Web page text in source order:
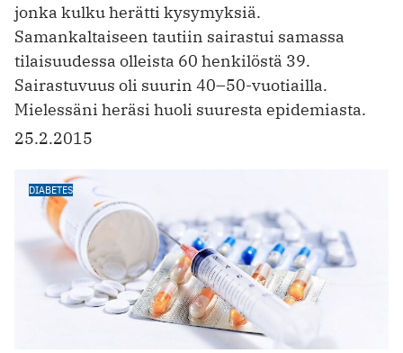
jonka kulku herätti kysymyksiä.
Samankaltaiseen tautiin sairastui samassa
tilaisuudessa olleista 60 henkilöstä 39.
Sairastuvuus oli suurin 40–50-vuotiailla.
Mielessäni heräsi huoli suuresta epidemiasta.
25.2.2015
DIABETES